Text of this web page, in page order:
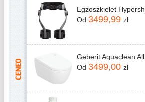
Od 3499,99 zł
Od 3499,00 zł